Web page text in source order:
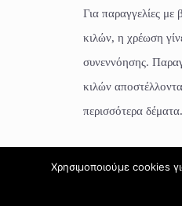
Για παραγγελίες
κιλών, η χρέωση
συνεννόησης.
κιλών
περισσότερα δέματα.
Χρησιμοποιούμε cookies